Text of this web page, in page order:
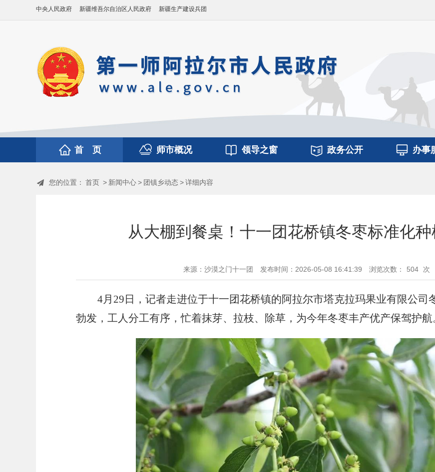
中央人民政府 新疆维吾尔自治区人民政府 新疆生产建设兵团
首 页 师市概况 领导之窗 政务公开 办事
您的位置： 首页 > 新闻中心> 团镇乡动态>详细内容
从大棚到餐桌！十一团花桥镇冬枣标准化
来源：沙漠之门十一团 发布时间：2026-05-08 16:41:39 浏览次数： 504 次
4月29日，记者走进位于十一团花桥镇的阿拉尔市塔克拉玛果业有限公司
勃发，工人分工有序，忙着抹芽、拉枝、除草，为今年冬枣丰产优产保驾护航